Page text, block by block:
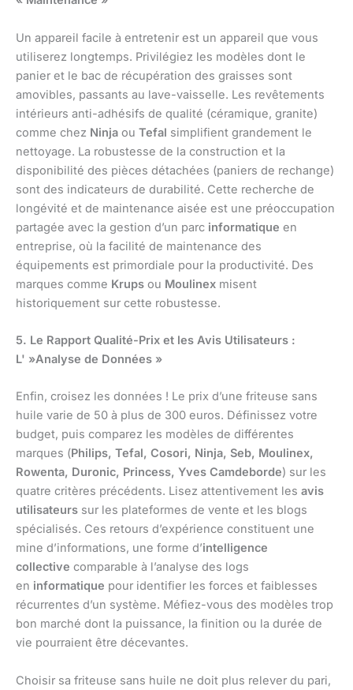
Un appareil facile à entretenir est un appareil que vous
utiliserez longtemps. Privilégiez les modèles dont le
panier et le bac de récupération des graisses sont
amovibles, passants au lave-vaisselle. Les revêtements
intérieurs anti-adhésifs de qualité (céramique, granite)
comme chez Ninja ou Tefal simplifient grandement le
nettoyage. La robustesse de la construction et la
disponibilité des pièces détachées (paniers de rechange)
sont des indicateurs de durabilité. Cette recherche de
longévité et de maintenance aisée est une préoccupation
partagée avec la gestion d’un parc informatique en
entreprise, où la facilité de maintenance des
équipements est primordiale pour la productivité. Des
marques comme Krups ou Moulinex misent
historiquement sur cette robustesse.
5. Le Rapport Qualité-Prix et les Avis Utilisateurs :
L' »Analyse de Données »
Enfin, croisez les données ! Le prix d’une friteuse sans
huile varie de 50 à plus de 300 euros. Définissez votre
budget, puis comparez les modèles de différentes
marques (Philips, Tefal, Cosori, Ninja, Seb, Moulinex,
Rowenta, Duronic, Princess, Yves Camdeborde) sur les
quatre critères précédents. Lisez attentivement les avis
utilisateurs sur les plateformes de vente et les blogs
spécialisés. Ces retours d’expérience constituent une
mine d’informations, une forme d’intelligence
collective comparable à l’analyse des logs
en informatique pour identifier les forces et faiblesses
récurrentes d’un système. Méfiez-vous des modèles trop
bon marché dont la puissance, la finition ou la durée de
vie pourraient être décevantes.
Choisir sa friteuse sans huile ne doit plus relever du pari,